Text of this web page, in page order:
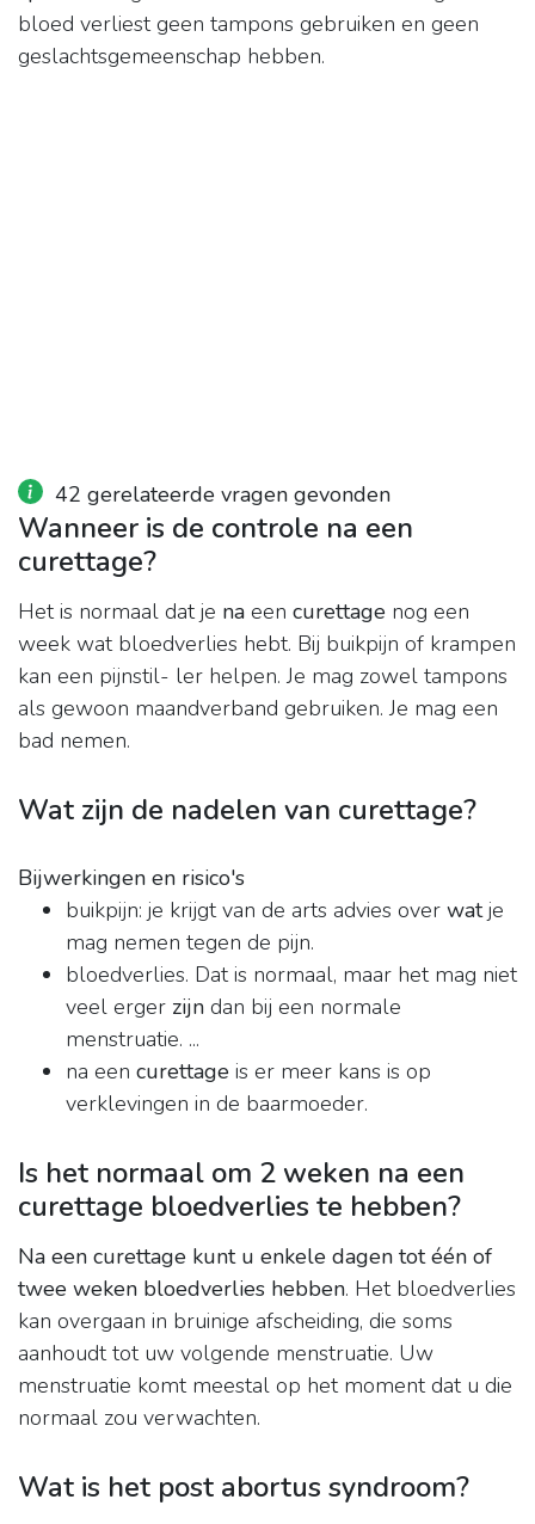
bloed verliest geen tampons gebruiken en geen
geslachtsgemeenschap hebben.
42 gerelateerde vragen gevonden
Wanneer is de controle na een
curettage?
Het is normaal dat je na een curettage nog een
week wat bloedverlies hebt. Bij buikpijn of krampen
kan een pijnstil- ler helpen. Je mag zowel tampons
als gewoon maandverband gebruiken. Je mag een
bad nemen.
Wat zijn de nadelen van curettage?
Bijwerkingen en risico's
buikpijn: je krijgt van de arts advies over watje
mag nemen tegen de pijn.
bloedverlies. Dat is normaal, maar het mag niet
veel erger zijn dan bij een normale
menstruatie. ...
na een curettage is er meer kans is op
verklevingen in de baarmoeder.
Is het normaal om 2 weken na een
curettage bloedverlies te hebben?
Na een curettage kunt u enkele dagen tot één of
twee weken bloedverlies hebben. Het bloedverlies
kan overgaan in bruinige afscheiding, die soms
aanhoudt tot uw volgende menstruatie. Uw
menstruatie komt meestal op het moment dat u die
normaal zou verwachten.
Wat is het post abortus syndroom?